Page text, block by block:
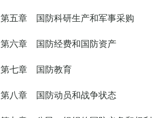
第五章 国防科研生产和军事采购
第六章 国防经费和国防资产
第七章 国防教育
第八章 国防动员和战争状态